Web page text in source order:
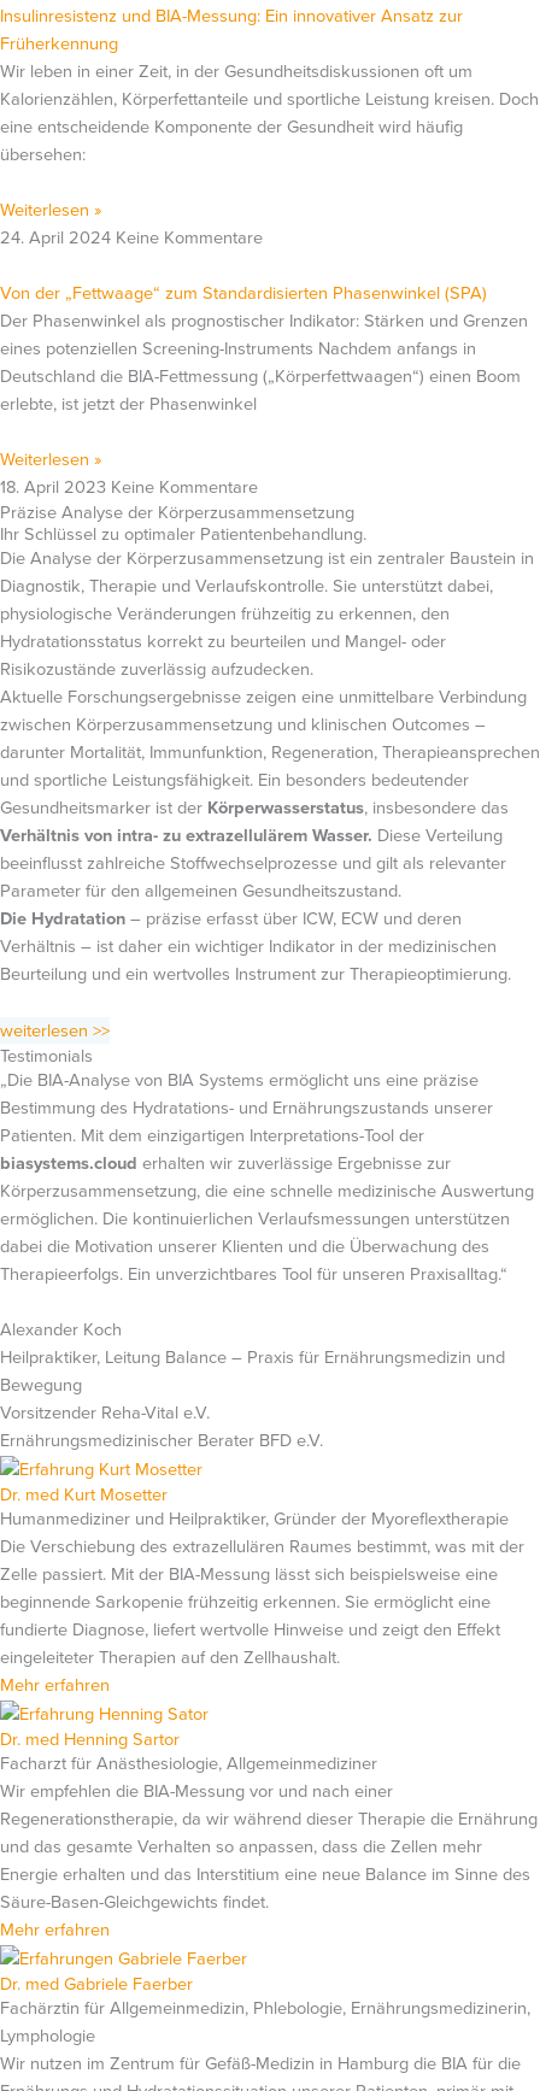
Insulinresistenz und BIA-Messung: Ein innovativer Ansatz zur
Früherkennung
Wir leben in einer Zeit, in der Gesundheitsdiskussionen oft um
Kalorienzählen, Körperfettanteile und sportliche Leistung kreisen. Doch
eine entscheidende Komponente der Gesundheit wird häufig
übersehen:
Weiterlesen »
24. April 2024 Keine Kommentare
Von der „Fettwaage“ zum Standardisierten Phasenwinkel (SPA)
Der Phasenwinkel als prognostischer Indikator: Stärken und Grenzen
eines potenziellen Screening-Instruments Nachdem anfangs in
Deutschland die BIA-Fettmessung („Körperfettwaagen“) einen Boom
erlebte, ist jetzt der Phasenwinkel
Weiterlesen »
18. April 2023 Keine Kommentare
Präzise Analyse der Körperzusammensetzung
Ihr Schlüssel zu optimaler Patientenbehandlung.
Die Analyse der Körperzusammensetzung ist ein zentraler Baustein in
Diagnostik, Therapie und Verlaufskontrolle. Sie unterstützt dabei,
physiologische Veränderungen frühzeitig zu erkennen, den
Hydratationsstatus korrekt zu beurteilen und Mangel- oder
Risikozustände zuverlässig aufzudecken.
Aktuelle Forschungsergebnisse zeigen eine unmittelbare Verbindung
zwischen Körperzusammensetzung und klinischen Outcomes –
darunter Mortalität, Immunfunktion, Regeneration, Therapieansprechen
und sportliche Leistungsfähigkeit. Ein besonders bedeutender
Gesundheitsmarker ist der Körperwasserstatus, insbesondere das
Verhältnis von intra- zu extrazellulärem Wasser. Diese Verteilung
beeinflusst zahlreiche Stoffwechselprozesse und gilt als relevanter
Parameter für den allgemeinen Gesundheitszustand.
Die Hydratation– präzise erfasst über ICW, ECW und deren
Verhältnis – ist daher ein wichtiger Indikator in der medizinischen
Beurteilung und ein wertvolles Instrument zur Therapieoptimierung.
weiterlesen >>
Testimonials
„Die BIA-Analyse von BIA Systems ermöglicht uns eine präzise
Bestimmung des Hydratations- und Ernährungszustands unserer
Patienten. Mit dem einzigartigen Interpretations-Tool der
biasystems.cloud erhalten wir zuverlässige Ergebnisse zur
Körperzusammensetzung, die eine schnelle medizinische Auswertung
ermöglichen. Die kontinuierlichen Verlaufsmessungen unterstützen
dabei die Motivation unserer Klienten und die Überwachung des
Therapieerfolgs. Ein unverzichtbares Tool für unseren Praxisalltag.“
Alexander Koch
Heilpraktiker, Leitung Balance – Praxis für Ernährungsmedizin und
Bewegung
Vorsitzender Reha-Vital e.V.
Ernährungsmedizinischer Berater BFD e.V.
Dr. med Kurt Mosetter
Humanmediziner und Heilpraktiker, Gründer der Myoreflextherapie
Die Verschiebung des extrazellulären Raumes bestimmt, was mit der
Zelle passiert. Mit der BIA-Messung lässt sich beispielsweise eine
beginnende Sarkopenie frühzeitig erkennen. Sie ermöglicht eine
fundierte Diagnose, liefert wertvolle Hinweise und zeigt den Effekt
eingeleiteter Therapien auf den Zellhaushalt.
Mehr erfahren
Dr. med Henning Sartor
Facharzt für Anästhesiologie, Allgemeinmediziner
Wir empfehlen die BIA-Messung vor und nach einer
Regenerationstherapie, da wir während dieser Therapie die Ernährung
und das gesamte Verhalten so anpassen, dass die Zellen mehr
Energie erhalten und das Interstitium eine neue Balance im Sinne des
Säure-Basen-Gleichgewichts findet.
Mehr erfahren
Dr. med Gabriele Faerber
Fachärztin für Allgemeinmedizin, Phlebologie, Ernährungsmedizinerin,
Lymphologie
Wir nutzen im Zentrum für Gefäß-Medizin in Hamburg die BIA für die